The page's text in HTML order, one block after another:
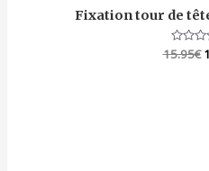
Fixation tour de
Note
15.95€